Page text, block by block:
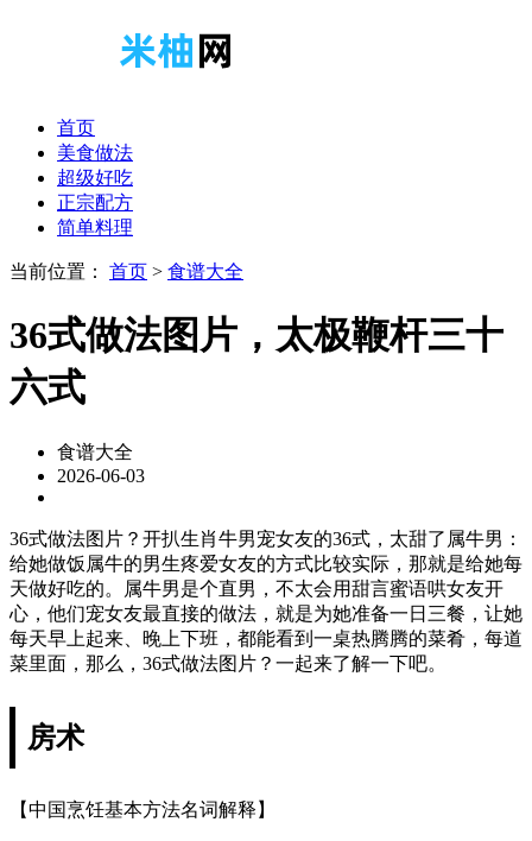
首页
美食做法
超级好吃
正宗配方
简单料理
当前位置： 首页 > 食谱大全
36式做法图片，太极鞭杆三十
六式
食谱大全
2026-06-03
36式做法图片？开扒生肖牛男宠女友的36式，太甜了属牛男：
给她做饭属牛的男生疼爱女友的方式比较实际，那就是给她每
天做好吃的。属牛男是个直男，不太会用甜言蜜语哄女友开
心，他们宠女友最直接的做法，就是为她准备一日三餐，让她
每天早上起来、晚上下班，都能看到一桌热腾腾的菜肴，每道
菜里面，那么，36式做法图片？一起来了解一下吧。
房术
【中国烹饪基本方法名词解释】